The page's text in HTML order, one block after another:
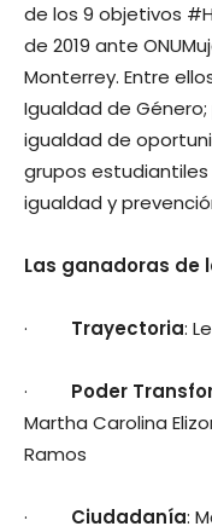
de los 9 objetivos
de 2019 ante
Monterrey. Entre
Igualdad de
igualdad de
grupos
igualdad y
Las ganadoras de
· Trayectoria:
· Poder
Martha Carolina
Ramos
· Ciudadanía: